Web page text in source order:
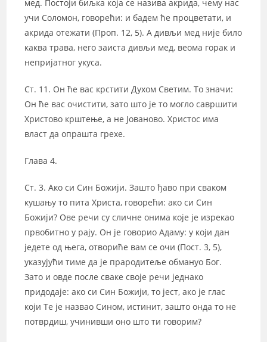
мед. Постоји биљка која се назива акрида, чему нас
учи Соломон, говорећи: и бадем ће процветати, и
акрида отежати (Проп. 12, 5). А дивљи мед није било
каква трава, него заиста дивљи мед, веома горак и
непријатног укуса.
Ст. 11. Он ће вас крстити Духом Светим. То значи:
Он ће вас очистити, зато што је то могло савршити
Христово крштење, а не Јованово. Христос има
власт да опрашта грехе.
Глава 4.
Ст. 3. Ако си Син Божији. Зашто ђаво при сваком
кушању то пита Христа, говорећи: ако си Син
Божији? Ове речи су сличне онима које је изрекао
првобитно у рају. Он је говорио Адаму: у који дан
једете од њега, отвориће вам се очи (Пост. 3, 5),
указујући тиме да је прародитеље обмануо Бог.
Зато и овде после сваке своје речи једнако
придодаје: ако си Син Божији, то јест, ако је глас
који Те је назвао Сином, истинит, зашто онда то не
потврдиш, учинивши оно што ти говорим?